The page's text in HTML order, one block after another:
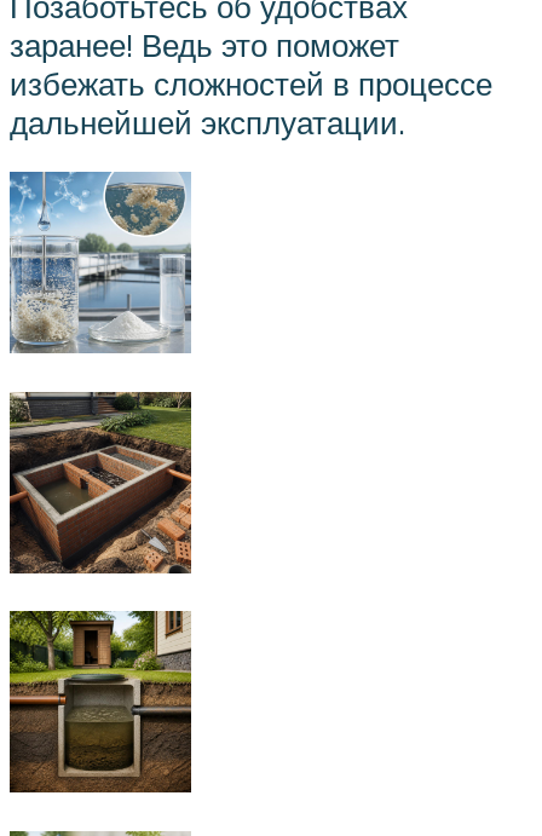
заранее! Ведь это поможет
избежать сложностей в процессе
дальнейшей эксплуатации.